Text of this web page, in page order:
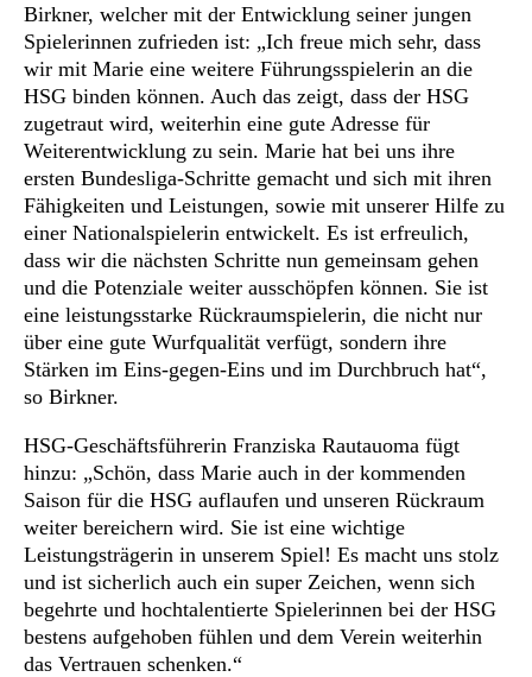
Birkner, welcher mit der Entwicklung seiner jungen
Spielerinnen zufrieden ist: „Ich freue mich sehr, dass
wir mit Marie eine weitere Führungsspielerin an die
HSG binden können. Auch das zeigt, dass der HSG
zugetraut wird, weiterhin eine gute Adresse für
Weiterentwicklung zu sein. Marie hat bei uns ihre
ersten Bundesliga-Schritte gemacht und sich mit ihren
Fähigkeiten und Leistungen, sowie mit unserer Hilfe zu
einer Nationalspielerin entwickelt. Es ist erfreulich,
dass wir die nächsten Schritte nun gemeinsam gehen
und die Potenziale weiter ausschöpfen können. Sie ist
eine leistungsstarke Rückraumspielerin, die nicht nur
über eine gute Wurfqualität verfügt, sondern ihre
Stärken im Eins-gegen-Eins und im Durchbruch hat“,
so Birkner.
HSG-Geschäftsführerin Franziska Rautauoma fügt
hinzu: „Schön, dass Marie auch in der kommenden
Saison für die HSG auflaufen und unseren Rückraum
weiter bereichern wird. Sie ist eine wichtige
Leistungsträgerin in unserem Spiel! Es macht uns stolz
und ist sicherlich auch ein super Zeichen, wenn sich
begehrte und hochtalentierte Spielerinnen bei der HSG
bestens aufgehoben fühlen und dem Verein weiterhin
das Vertrauen schenken.“